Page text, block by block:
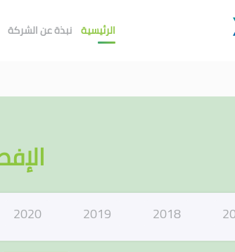
الرئيسية نبذة عن الشركة
2018
2019
2020